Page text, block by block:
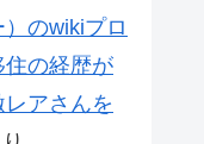
のwikiプロ
住の経歴が
アさんを